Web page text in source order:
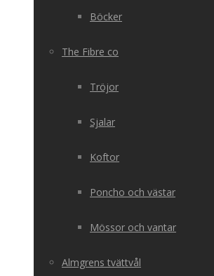
Böcker
The Fibre co
Tröjor
Sjalar
Koftor
Poncho och västar
Mössor och vantar
Almgrens tvättvål